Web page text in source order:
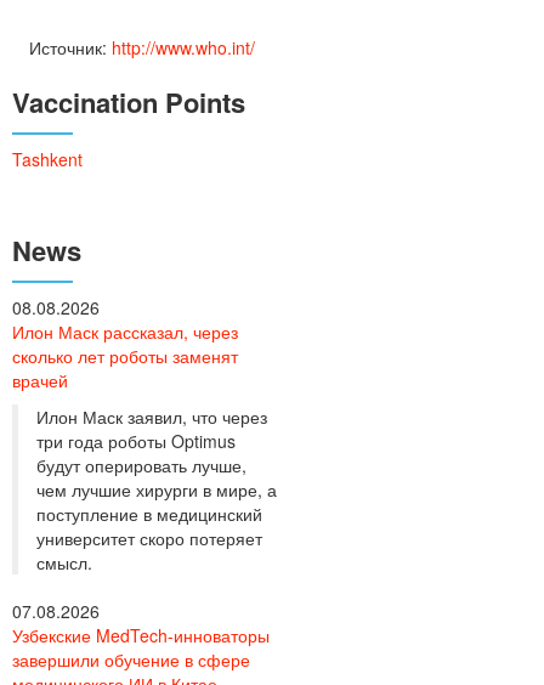
Источник: http://www.who.int/
Vaccination Points
Tashkent
News
08.08.2026
Илон Маск рассказал, через
сколько лет роботы заменят
врачей
Илон Маск заявил, что через
три года роботы Optimus
будут оперировать лучше,
чем лучшие хирурги в мире, а
поступление в медицинский
университет скоро потеряет
смысл.
07.08.2026
Узбекские MedTech-инноваторы
завершили обучение в сфере